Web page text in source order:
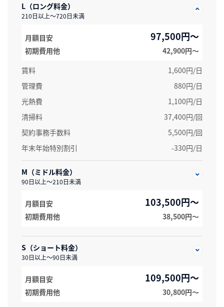
L（ロング料金）
210日以上～720日未満
月額目安 97,500円～
初期費用他
42,900円〜
賃料
1,600円/日
管理費
880円/日
光熱費
1,100円/日
清掃料
37,400円/回
契約事務手数料
5,500円/回
年末年始特別割引
-330円/日
M（ミドル料金）
90日以上～210日未満
月額目安 103,500円～
初期費用他 38,500円〜
S（ショート料金）
30日以上～90日未満
月額目安 109,500円～
初期費用他 30,800円〜